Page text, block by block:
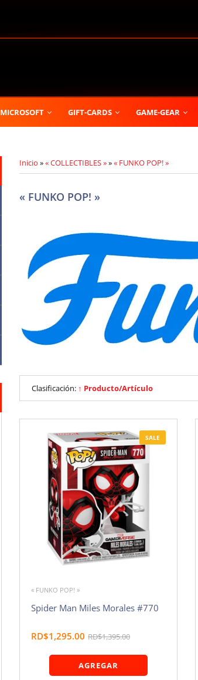
MICROSOFT GIFT-CARDS GAME-GEAR
Inicio »« COLLECTIBLES »»« FUNKO POP! »
« FUNKO POP! »
Clasificación: ↑ Producto/Artículo
SALE
« FUNKO POP! »
Spider Man Miles Morales #770
RD$1,295.00 RD$1,395.00
AGREGAR